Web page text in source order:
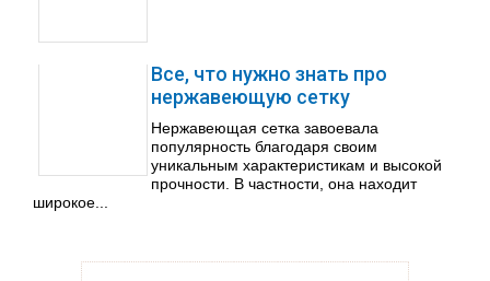
Все, что нужно знать про
нержавеющую сетку
Нержавеющая сетка завоевала
популярность благодаря своим
уникальным характеристикам и высокой
прочности. В частности, она находит
широкое...